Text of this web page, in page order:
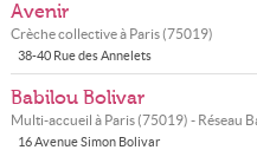
Avenir
Crèche collective à Paris(75019)
38-40 Rue des Annelets
Babilou Bolivar
Multi-accueil à Paris(75019) - Réseau
16 Avenue Simon Bolivar